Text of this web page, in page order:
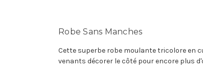
Robe Sans Manches
Cette superbe robe moulante tricolore en
venants décorer le côté pour encore plus